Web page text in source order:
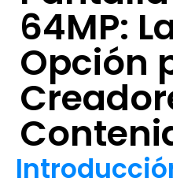
64MP:
Opción